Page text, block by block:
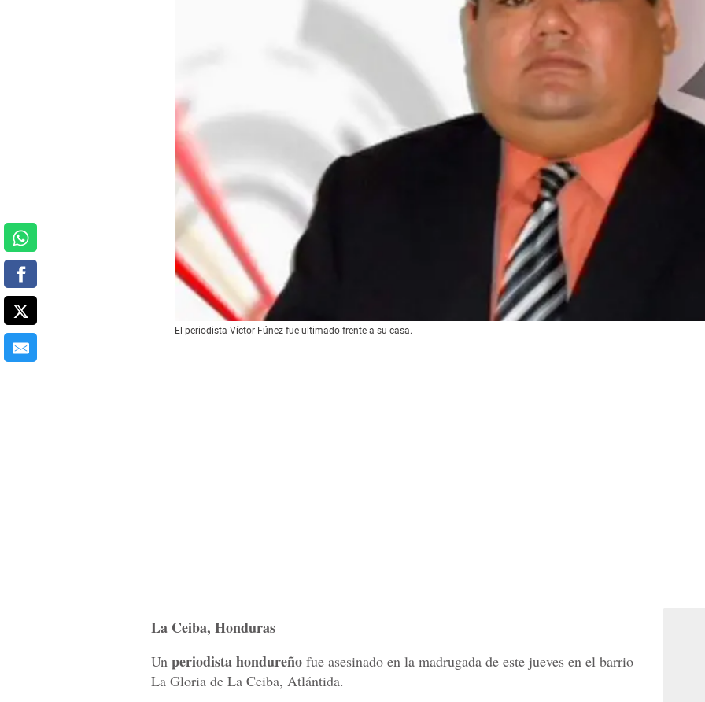
El periodista Víctor Fúnez fue ultimado frente a su casa.
La Ceiba, Honduras
Un periodista hondureño fue asesinado en la madrugada de este jueves en el barrio
La Gloria de La Ceiba, Atlántida.